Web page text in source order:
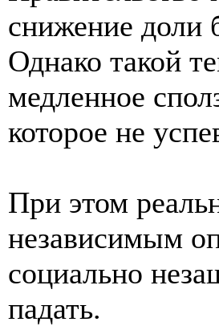
снижение доли
Однако такой
медленное
которое не
При этом
независимым
социально
падать.